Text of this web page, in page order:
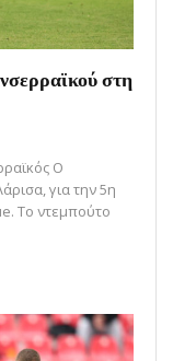
στη
Ο
για την 5η
Το ντεμπούτο